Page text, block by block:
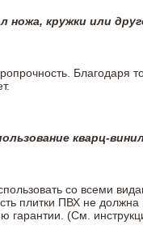
ножа, кружки или
Благодаря
кварц-
со всеми
плитки ПВХ не
гарантии. (См.